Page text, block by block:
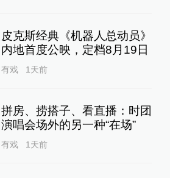
皮克斯经典《机器人总动员》
内地首度公映，定档8月19日
有戏 1天前
拼房、捞搭子、看直播：时团
演唱会场外的另一种“在场”
有戏 1天前